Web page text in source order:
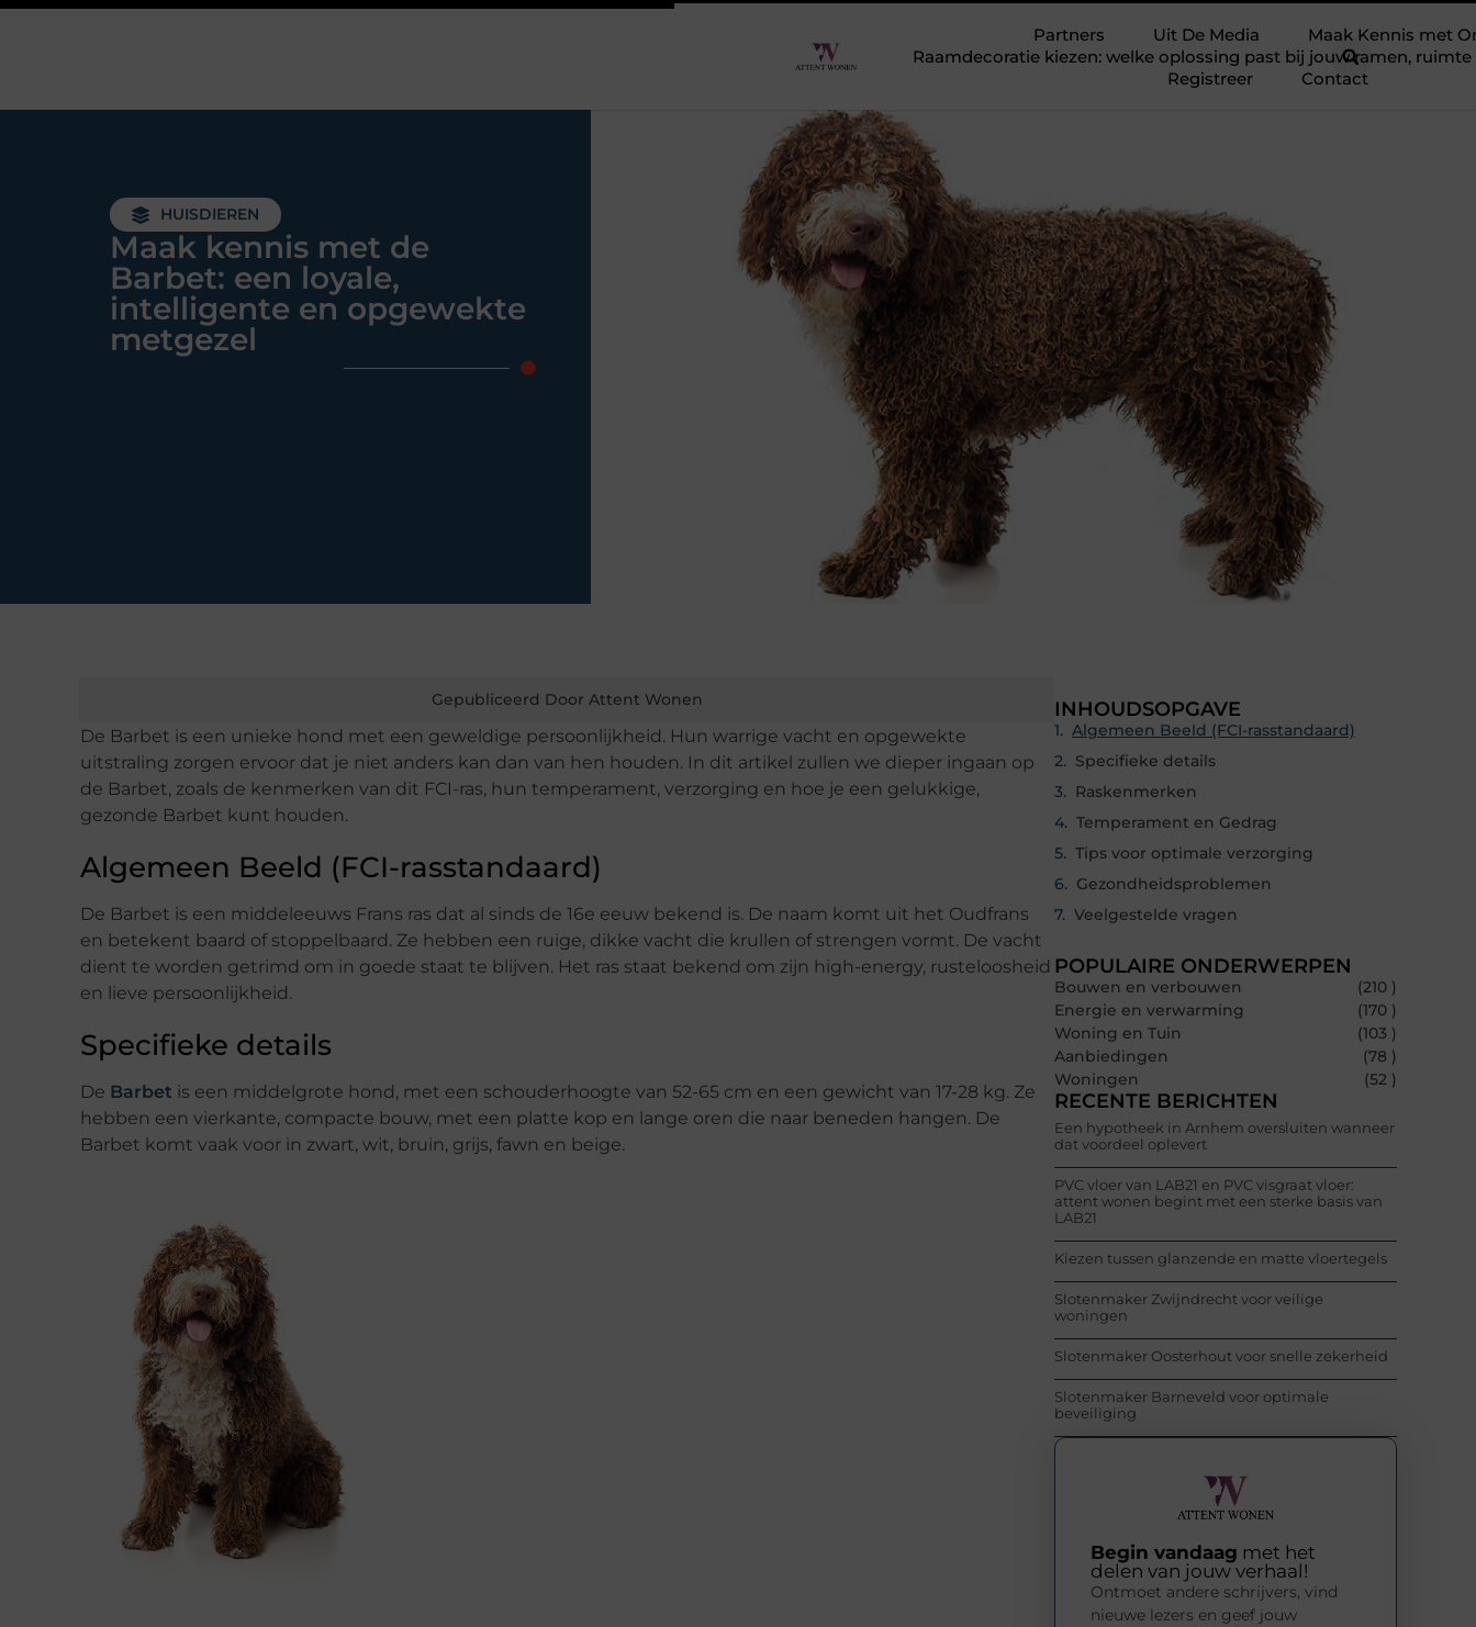
Partners Uit De Media
Maak Kennis met
Raamdecoratie kiezen: welke oplossing past bij jouw ramen,
Registreer
Contact
HUISDIEREN
Maak kennis met de
Barbet: een loyale,
intelligente en opgewekte
metgezel
Gepubliceerd Door Attent Wonen
De Barbet is een unieke hond met een geweldige persoonlijkheid. Hun warrige vacht en opgewekte
uitstraling zorgen ervoor dat je niet anders kan dan van hen houden. In dit artikel zullen we dieper ingaan op
de Barbet, zoals de kenmerken van dit FCI-ras, hun temperament, verzorging en hoe je een gelukkige,
gezonde Barbet kunt houden.
Algemeen Beeld (FCI-rasstandaard)
De Barbet is een middeleeuws Frans ras dat al sinds de 16e eeuw bekend is. De naam komt uit het Oudfrans
en betekent baard of stoppelbaard. Ze hebben een ruige, dikke vacht die krullen of strengen vormt. De vacht
dient te worden getrimd om in goede staat te blijven. Het ras staat bekend om zijn high-energy, rusteloosheid
en lieve persoonlijkheid.
Specifieke details
De Barbet is een middelgrote hond, met een schouderhoogte van 52-65 cm en een gewicht van 17-28 kg. Ze
hebben een vierkante, compacte bouw, met een platte kop en lange oren die naar beneden hangen. De
Barbet komt vaak voor in zwart, wit, bruin, grijs, fawn en beige.
INHOUDSOPGAVE
Algemeen Beeld (FCI-rasstandaard)
Specifieke details
Raskenmerken
Temperament en Gedrag
Tips voor optimale verzorging
Gezondheidsproblemen
Veelgestelde vragen
POPULAIRE ONDERWERPEN
Bouwen en verbouwen
(210 )
Energie en verwarming
(170 )
Woning en Tuin
(103 )
Aanbiedingen
(78 )
Woningen
(52 )
RECENTE BERICHTEN
Een hypotheek in Arnhem oversluiten wanneer
dat voordeel oplevert
PVC vloer van LAB21 en PVC visgraat vloer:
attent wonen begint met een sterke basis van
LAB21
Kiezen tussen glanzende en matte vloertegels
Slotenmaker Zwijndrecht voor veilige
woningen
Slotenmaker Oosterhout voor snelle zekerheid
Slotenmaker Barneveld voor optimale
beveiliging
Begin vandaag met het
delen van jouw verhaal!
Ontmoet andere schrijvers, vind
nieuwe lezers en geef jouw